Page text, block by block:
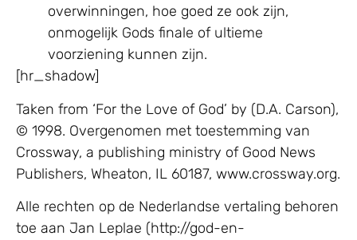
overwinningen, hoe goed ze ook zijn,
onmogelijk Gods finale of ultieme
voorziening kunnen zijn.
[hr_shadow]
Taken from ‘For the Love of God’ by (D.A. Carson),
© 1998. Overgenomen met toestemming van
Crossway, a publishing ministry of Good News
Publishers, Wheaton, IL 60187, www.crossway.org.
Alle rechten op de Nederlandse vertaling behoren
toe aan Jan Leplae (http://god-en-